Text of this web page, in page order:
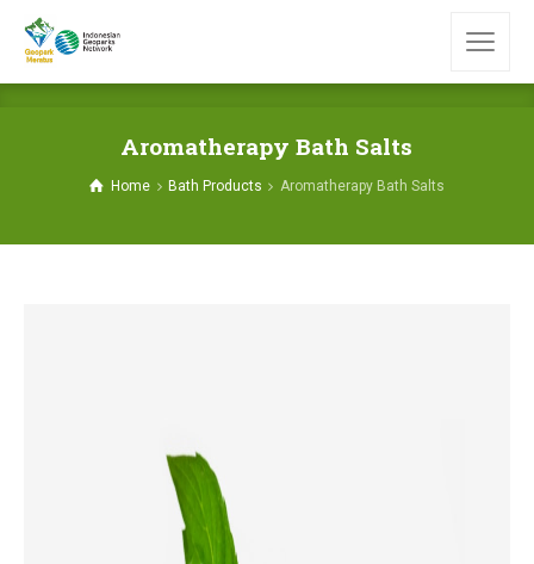
Aromatherapy Bath Salts
Home Bath Products Aromatherapy Bath Salts